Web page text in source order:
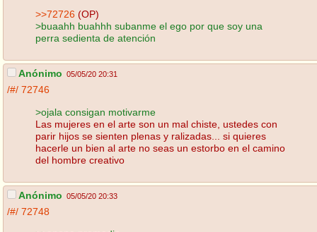
>>72726 (OP)
>buaahh buahhh subanme el ego por que soy una
perra sedienta de atención
Anónimo 05/05/20 20:31
/#/ 72746
>ojala consigan motivarme
Las mujeres en el arte son un mal chiste, ustedes con
parir hijos se sienten plenas y ralizadas... si quieres
hacerle un bien al arte no seas un estorbo en el camino
del hombre creativo
Anónimo 05/05/20 20:33
/#/ 72748